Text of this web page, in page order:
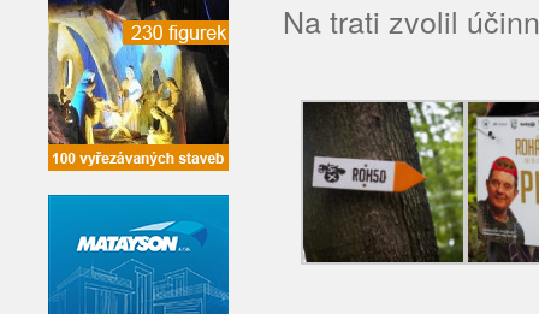
Na trati zvolil